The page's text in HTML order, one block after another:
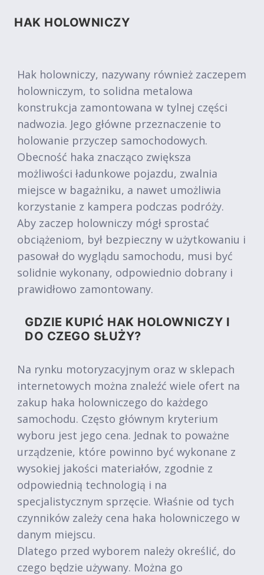
HAK HOLOWNICZY
Hak holowniczy, nazywany również zaczepem
holowniczym, to solidna metalowa
konstrukcja zamontowana w tylnej części
nadwozia. Jego główne przeznaczenie to
holowanie przyczep samochodowych.
Obecność haka znacząco zwiększa
możliwości ładunkowe pojazdu, zwalnia
miejsce w bagażniku, a nawet umożliwia
korzystanie z kampera podczas podróży.
Aby zaczep holowniczy mógł sprostać
obciążeniom, był bezpieczny w użytkowaniu i
pasował do wyglądu samochodu, musi być
solidnie wykonany, odpowiednio dobrany i
prawidłowo zamontowany.
GDZIE KUPIĆ HAK HOLOWNICZY I
DO CZEGO SŁUŻY?
Na rynku motoryzacyjnym oraz w sklepach
internetowych można znaleźć wiele ofert na
zakup haka holowniczego do każdego
samochodu. Często głównym kryterium
wyboru jest jego cena. Jednak to poważne
urządzenie, które powinno być wykonane z
wysokiej jakości materiałów, zgodnie z
odpowiednią technologią i na
specjalistycznym sprzęcie. Właśnie od tych
czynników zależy cena haka holowniczego w
danym miejscu.
Dlatego przed wyborem należy określić, do
czego będzie używany. Można go